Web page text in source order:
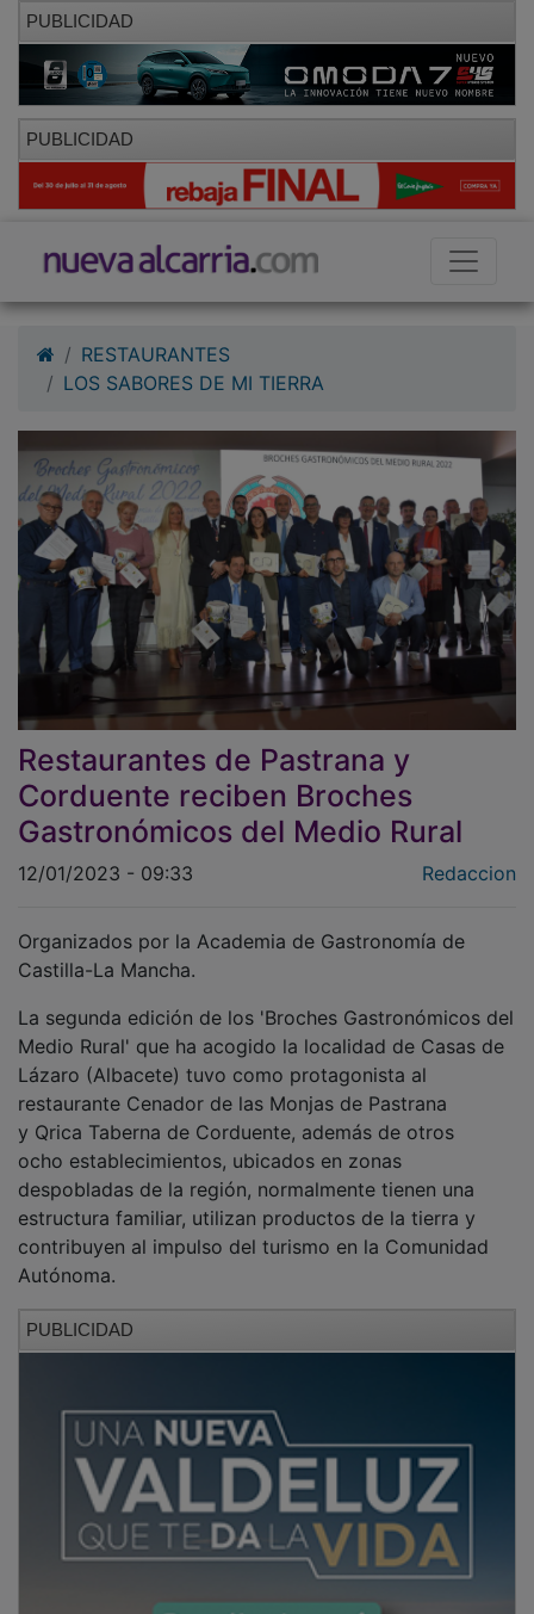
PUBLICIDAD
PUBLICIDAD
LOS SABORES DE MI TIERRA
Restaurantes de Pastrana y
Corduente reciben Broches
Gastronómicos del Medio Rural
Castilla-La Mancha.
Medio Rural' que ha acogido la localidad de Casas de
Lázaro (Albacete) tuvo como protagonista al
restaurante Cenador de las Monjas de Pastrana
y Qrica Taberna de Corduente, además de otros
ocho establecimientos, ubicados en zonas
despobladas de la región, normalmente tienen una
estructura familiar, utilizan productos de la tierra y
contribuyen al impulso del turismo en la Comunidad
Autónoma.